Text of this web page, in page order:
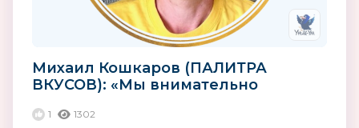
Михаил Кошкаров (ПАЛИТРА
ВКУСОВ): «Мы внимательно
покупателям»
1 1302